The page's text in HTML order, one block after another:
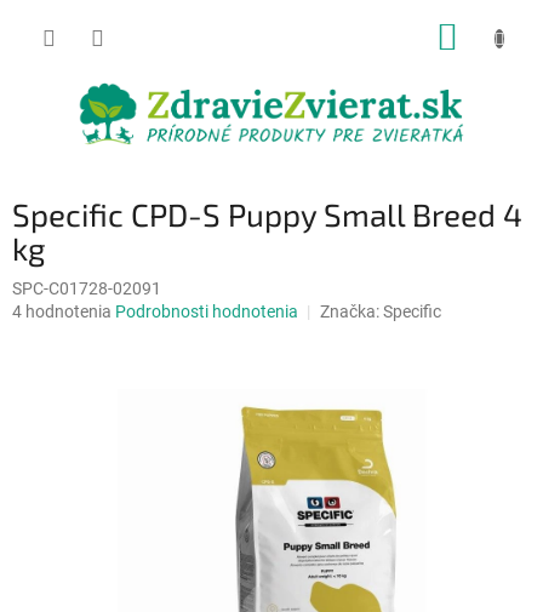
Specific CPD-S Puppy Small Breed 4
kg
SPC-C01728-02091
Priemerné
4 hodnotenia Podrobnosti hodnotenia Značka:Specific